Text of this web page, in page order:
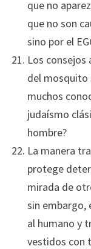
que no
que no son
sino por el
Los consejos
del mosquito
muchos
judaísmo
hombre?
La manera
protege
mirada de
sin embargo,
al humano y
vestidos con